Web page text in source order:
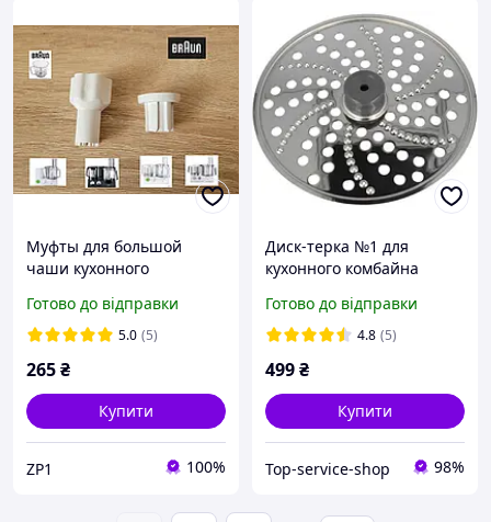
Муфты для большой
чаши кухонного
K750 FX3030 FX3010 Type
3202
Готово до відправки
5.0 (5)
265₴
Купити
ZP1 100%
Диск-терка №1 для
кухонного комбайна
Готово до відправки
4.8 (5)
499₴
Купити
Top-service-shop 98%